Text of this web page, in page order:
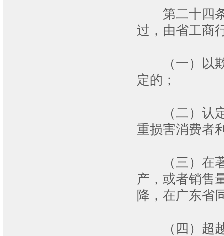
第二十四条
过，由省工商
（一）以欺
定的；
（二）认定
重损害消费者
（三）在著
产，或者销售
降，在广东省
（四）超越